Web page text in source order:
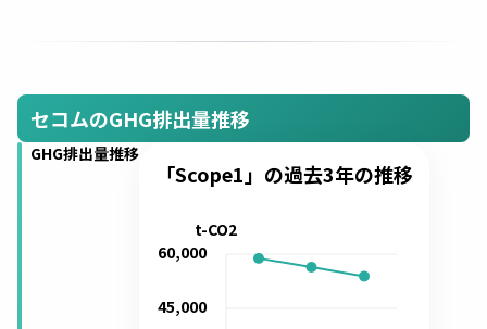
セコムのGHG排出量推移
GHG排出量推移
「Scope1」の過去3年の推移
45,000
60,000
t-CO2